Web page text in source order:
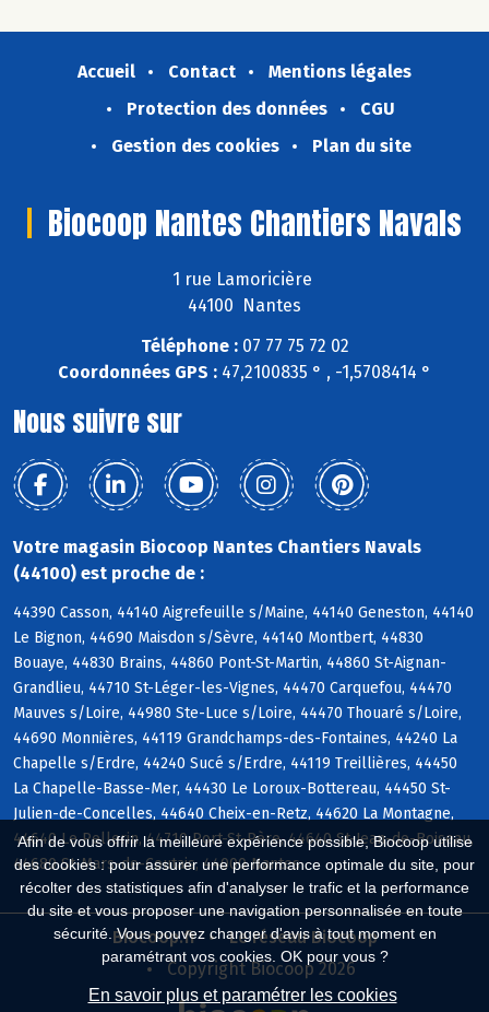
Afin de vous offrir la meilleure expérience possible, Biocoop utilise
des cookies : pour assurer une performance optimale du site, pour
récolter des statistiques afin d'analyser le trafic et la performance
du site et vous proposer une navigation personnalisée en toute
sécurité. Vous pouvez changer d'avis à tout moment en
paramétrant vos cookies. OK pour vous ?
En savoir plus et paramétrer les cookies
Accueil Contact
Mentions légales
Protection des données
CGU
Gestion des cookies
Plan du site
Biocoop Nantes Chantiers Navals
1 rue Lamoricière
44100 Nantes
Téléphone :07 77 75 72 02
Coordonnées GPS : 47,2100835 ° , -1,5708414 °
Nous suivre sur
Votre magasin Biocoop Nantes Chantiers Navals
(44100) est proche de :
44390 Casson, 44140 Aigrefeuille s/Maine, 44140 Geneston, 44140
Le Bignon, 44690 Maisdon s/Sèvre, 44140 Montbert, 44830
Bouaye, 44830 Brains, 44860 Pont-St-Martin, 44860 St-Aignan-
Grandlieu, 44710 St-Léger-les-Vignes, 44470 Carquefou, 44470
Mauves s/Loire, 44980 Ste-Luce s/Loire, 44470 Thouaré s/Loire,
44690 Monnières, 44119 Grandchamps-des-Fontaines, 44240 La
Chapelle s/Erdre, 44240 Sucé s/Erdre, 44119 Treillières, 44450
La Chapelle-Basse-Mer, 44430 Le Loroux-Bottereau, 44450 St-
Julien-de-Concelles, 44640 Cheix-en-Retz, 44620 La Montagne,
44640 Le Pellerin, 44710 Port-St-Père, 44640 St-Jean-de-Boiseau,
44680 St-Mars-de-Coutais, 44000 Nantes
Biocoop.fr
Le réseau Biocoop
Copyright Biocoop 2026